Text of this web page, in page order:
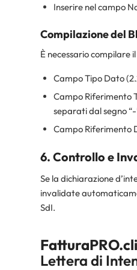
Inserire nel campo
Compilazione del
È necessario compilare
Campo Tipo Dato
Campo Riferimento
separati dal segno
Campo Riferimento
6. Controllo e
Se la dichiarazione
invalidate
SdI.
Lettera di